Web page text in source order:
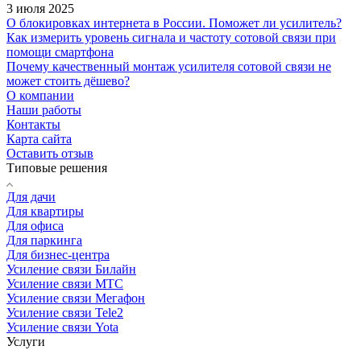
3 июля 2025
О блокировках интернета в России. Поможет ли усилитель?
Как измерить уровень сигнала и частоту сотовой связи при
помощи смартфона
Почему качественный монтаж усилителя сотовой связи не
может стоить дёшево?
О компании
Наши работы
Контакты
Карта сайта
Оставить отзыв
Типовые решения
Для дачи
Для квартиры
Для офиса
Для паркинга
Для бизнес-центра
Усиление связи Билайн
Усиление связи МТС
Усиление связи Мегафон
Усиление связи Tele2
Усиление связи Yota
Услуги